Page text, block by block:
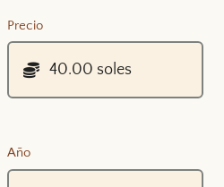
Precio
Año